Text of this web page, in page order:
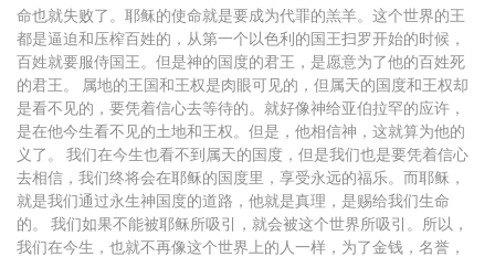
命也就失败了。耶稣的使命就是要成为代罪的羔羊。这个世界的王
都是逼迫和压榨百姓的，从第一个以色利的国王扫罗开始的时候，
百姓就要服侍国王。但是神的国度的君王，是愿意为了他的百姓死
的君王。 属地的王国和王权是肉眼可见的，但属天的国度和王权却
是看不见的，要凭着信心去等待的。就好像神给亚伯拉罕的应许，
是在他今生看不见的土地和王权。但是，他相信神，这就算为他的
义了。 我们在今生也看不到属天的国度，但是我们也是要凭着信心
去相信，我们终将会在耶稣的国度里，享受永远的福乐。而耶稣，
就是我们通过永生神国度的道路，他就是真理，是赐给我们生命
的。 我们如果不能被耶稣所吸引，就会被这个世界所吸引。所以，
我们在今生，也就不再像这个世界上的人一样，为了金钱，名誉，